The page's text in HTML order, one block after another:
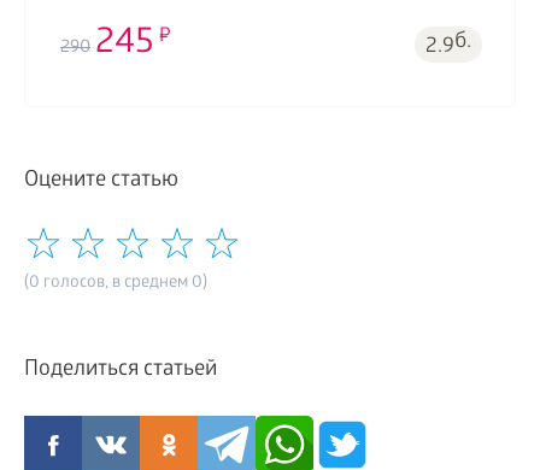
290 245 2.9б.
Оцените статью
(0 голосов, в среднем 0)
Поделиться статьей